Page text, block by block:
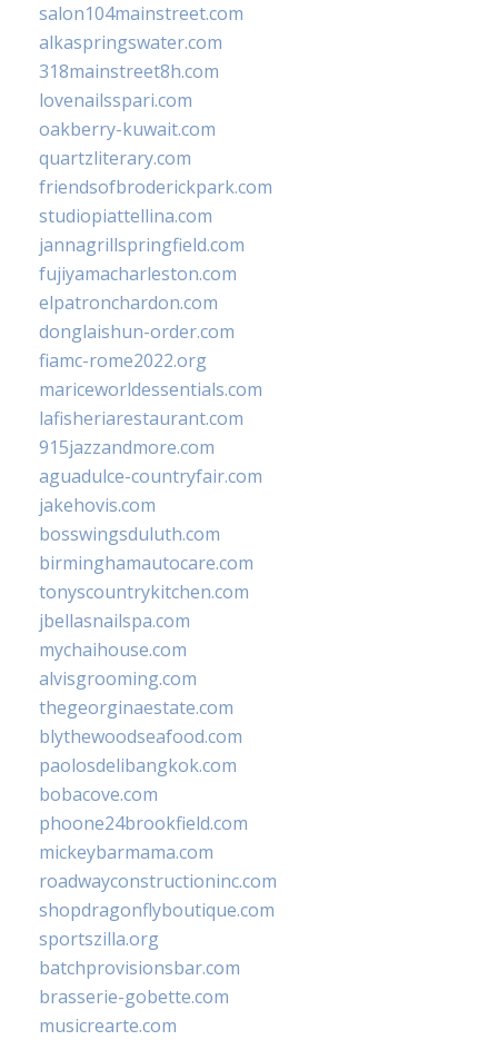
salon104mainstreet.com
alkaspringswater.com
318mainstreet8h.com
lovenailsspari.com
oakberry-kuwait.com
quartzliterary.com
friendsofbroderickpark.com
studiopiattellina.com
jannagrillspringfield.com
fujiyamacharleston.com
elpatronchardon.com
donglaishun-order.com
fiamc-rome2022.org
mariceworldessentials.com
lafisheriarestaurant.com
915jazzandmore.com
aguadulce-countryfair.com
jakehovis.com
bosswingsduluth.com
birminghamautocare.com
tonyscountrykitchen.com
jbellasnailspa.com
mychaihouse.com
alvisgrooming.com
thegeorginaestate.com
blythewoodseafood.com
paolosdelibangkok.com
bobacove.com
phoone24brookfield.com
mickeybarmama.com
roadwayconstructioninc.com
shopdragonflyboutique.com
sportszilla.org
batchprovisionsbar.com
brasserie-gobette.com
musicrearte.com